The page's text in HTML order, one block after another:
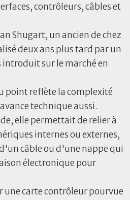
contrôleurs, câbles et
Shugart, un ancien de chez
deux ans plus tard par un
sur le marché en
point reflète la complexité
technique aussi.
elle permettait de relier à
internes ou externes,
câble ou d'une nappe qui
électronique pour
une carte contrôleur pourvue